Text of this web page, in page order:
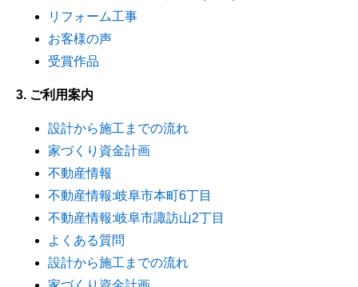
リフォーム工事
お客様の声
受賞作品
3. ご利用案内
設計から施工までの流れ
家づくり資金計画
不動産情報
不動産情報:岐阜市本町6丁目
不動産情報:岐阜市諏訪山2丁目
よくある質問
設計から施工までの流れ